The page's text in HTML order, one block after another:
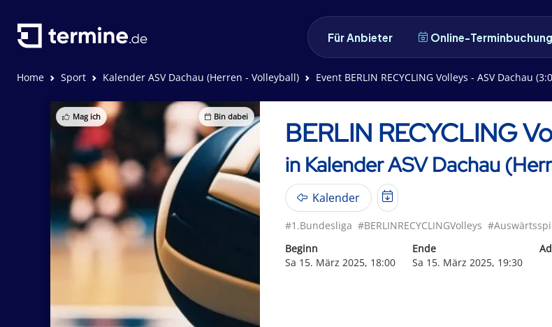
Für Anbieter Online-
Home Sport Kalender ASV Dachau (Herren - Volleyball) Event BERLIN RECYCLING Volleys - ASV Dachau
Mag ich Bin dabei BERLIN RECYCLING
in Kalender ASV Dachau
Kalender
#1.Bundesliga #BERLINRECYCLINGVolleys
Beginn
Sa 15. März 2025, 18:00
Ende
Sa 15. März 2025, 19:30